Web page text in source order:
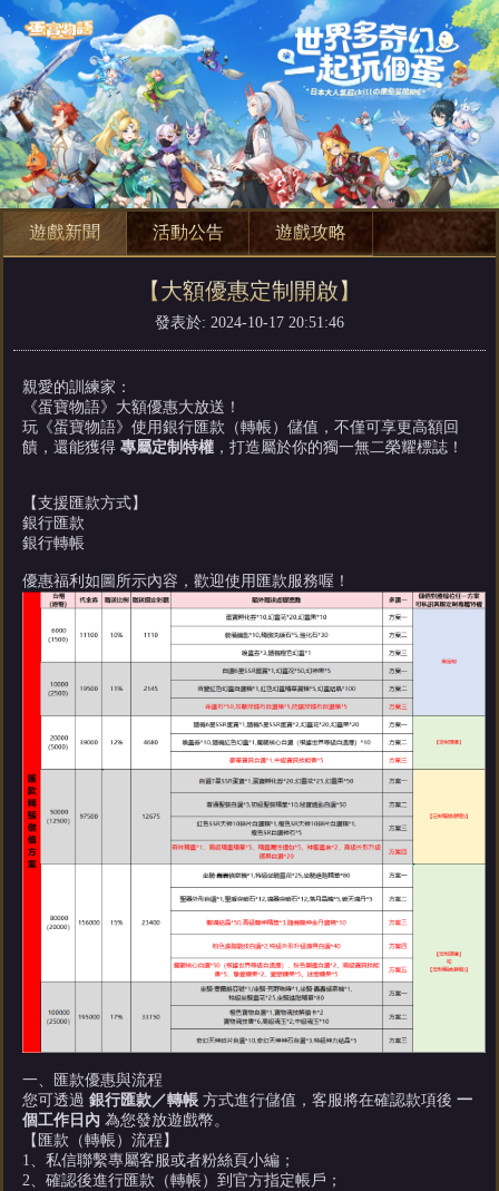
遊戲新聞 活動公告 遊戲攻略
【大額優惠定制開啟】
發表於: 2024-10-17 20:51:46
親愛的訓練家：
《蛋寶物語》大額優惠大放送！
玩《蛋寶物語》使用銀行匯款（轉帳）儲值，不僅可享更高額回
饋，還能獲得專屬定制特權 ，打造屬於你的獨一無二榮耀標誌！
【支援匯款方式】
銀行匯款
銀行轉帳
優惠福利如圖所示內容，歡迎使用匯款服務喔！
一、匯款優惠與流程
您可透過銀行匯款／轉帳 方式進行儲值，客服將在確認款項後一
個工作日內 為您發放遊戲幣。
【匯款（轉帳）流程】
1、私信聯繫專屬客服或者粉絲頁小編；
2、確認後進行匯款（轉帳）到官方指定帳戶；